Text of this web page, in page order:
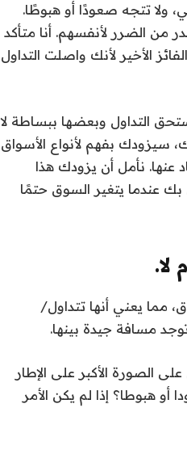
ولا تتجه صعودًا أو هبوطًا.
من الضرر لأنفسهم. أنا متأكد
الأخير لأنك واصلت التداول
التداول وبعضها ببساطة لا
سيزودك بفهم لأنواع الأسواق
عنها. نأمل أن يزودك هذا
بك عندما يتغير السوق حتمًا
مما يعني أنها تتداول/
مسافة جيدة بينها.
الصورة الأكبر على الإطار
هبوطا؟ إذا لم يكن الأمر